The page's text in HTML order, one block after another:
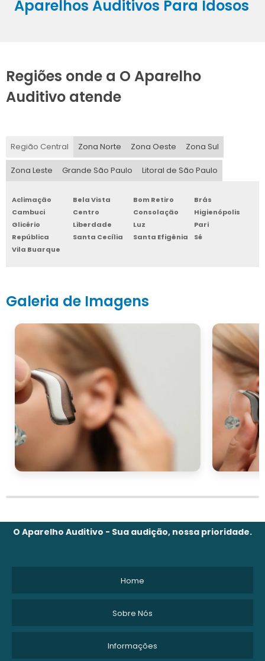
Aparelhos Auditivos Para Idosos
Regiões onde a O Aparelho
Auditivo atende
Região Central Zona Norte Zona Oeste Zona Sul
Zona Leste Grande São Paulo Litoral de São Paulo
Aclimação Bela Vista Bom Retiro
Brás
Cambuci
Centro Consolação
Higienópolis
Glicério
Liberdade Luz
Pari
República
Santa Cecília Santa Efigênia
Sé
Vila Buarque
Galeria de Imagens
O Aparelho Auditivo - Sua audição, nossa prioridade.
Home
Sobre Nós
Informações